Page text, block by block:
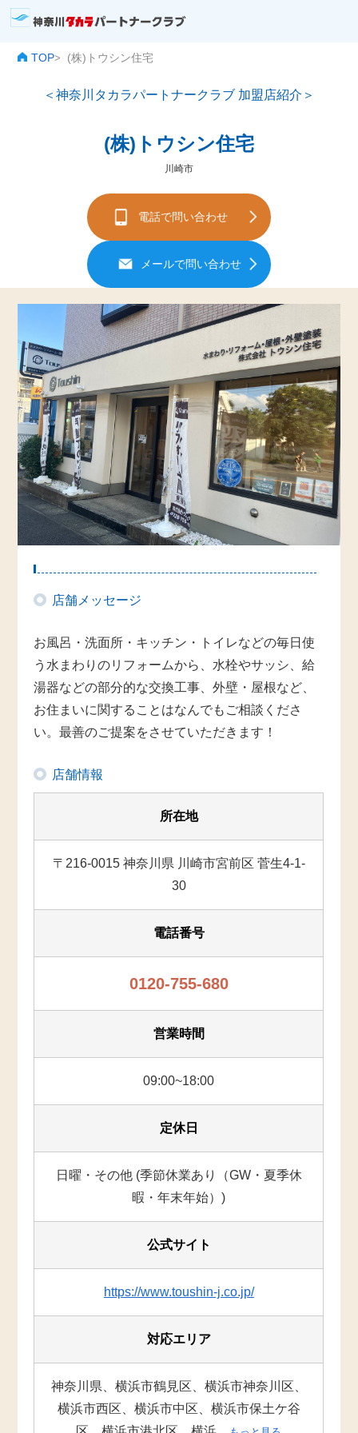
TOP> (株)トウシン住宅
＜神奈川タカラパートナークラブ 加盟店紹介＞
(株)トウシン住宅
川崎市
電話で問い合わせ
メールで問い合わせ
店舗メッセージ
お風呂・洗面所・キッチン・トイレなどの毎日使
う水まわりのリフォームから、水栓やサッシ、給
湯器などの部分的な交換工事、外壁・屋根など、
お住まいに関することはなんでもご相談くださ
い。最善のご提案をさせていただきます！
店舗情報
所在地
〒216-0015 神奈川県 川崎市宮前区 菅生4-1-
30
電話番号
0120-755-680
営業時間
09:00~18:00
定休日
日曜・その他 (季節休業あり（GW・夏季休
暇・年末年始）)
公式サイト
https://www.toushin-j.co.jp/
対応エリア
神奈川県、横浜市鶴見区、横浜市神奈川区、
横浜市西区、横浜市中区、横浜市保土ケ谷